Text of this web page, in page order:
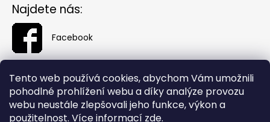
Tento web používá cookies, abychom Vám umožnili
pohodlné prohlížení webu a díky analýze provozu
webu neustále zlepšovali jeho funkce, výkon a
použitelnost. Více informací zde.
Najdete nás:
Facebook